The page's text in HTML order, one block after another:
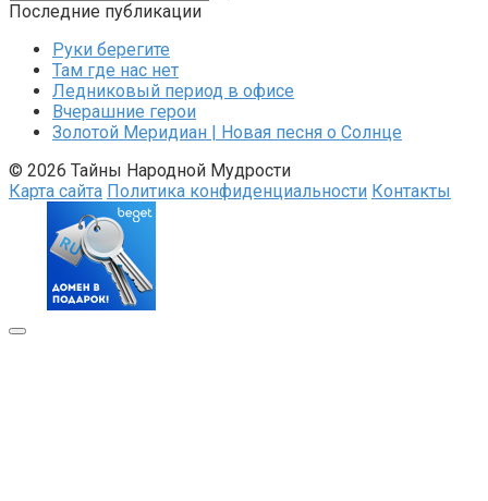
Последние публикации
Руки берегите
Там где нас нет
Ледниковый период в офисе
Вчерашние герои
Золотой Меридиан | Новая песня о Солнце
© 2026 Тайны Народной Мудрости
Карта сайта Политика конфиденциальности Контакты